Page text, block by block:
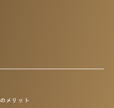
メリット